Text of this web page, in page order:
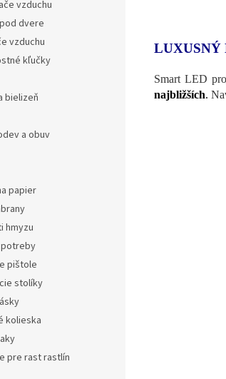
vzduchu
dvere
vzduchu
kľučky
bielizeň
a obuv
papier
hmyzu
pištole
stolíky
kolieska
pre rast rastlín
LUXUSNÝ
Smart LED
najbližších.